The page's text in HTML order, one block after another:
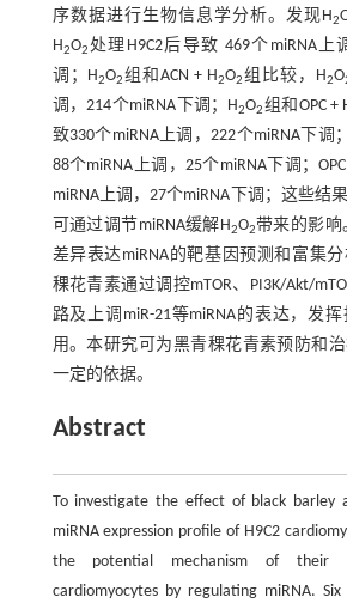
序数据进行生物信息学分析。发现H2
H2O2处理H9C2后导致 469个miRNA上
调；H2O2组和ACN + H2O2组比较，H2O
调，214个miRNA下调；H2O2组和OPC +
致330个miRNA上调，222个miRNA下调
88个miRNA上调，25个miRNA下调；
miRNA上调，27个miRNA下调；这些结
可通过调节miRNA缓解H2O2带来的影响
差异表达miRNA的靶基因预测和富集
稞花青素通过调控mTOR、PI3K/Akt/
路及上调miR-21等miRNA的表达，发
用。本研究可为黑青稞花青素预防和
一定的依据。
Abstract
To investigate the effect of black barley
miRNA expression profile of H9C2
the potential mechanism of their
cardiomyocytes by regulating miRNA.